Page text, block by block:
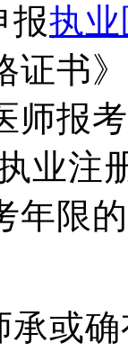
报执
证书
师报
业注
年限
承或